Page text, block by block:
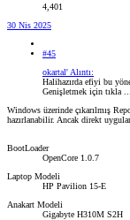
4,401
30 Nis 2025
#45
okartal' Alıntı:
Halihazırda efiyi bu
Genişletmek için tıkla ...
Windows üzerinde çıkarılmış
hazırlanabilir. Ancak direkt
BootLoader
OpenCore 1.0.7
Laptop Modeli
HP Pavilion 15-E
Anakart Modeli
Gigabyte H310M S2H